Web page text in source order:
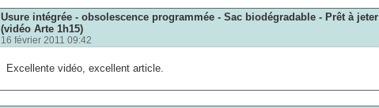
Usure intégrée - obsolescence programmée - Sac biodégradable - Prêt à jeter
(vidéo Arte 1h15)
16 février 2011 09:42
Excellente vidéo, excellent article.